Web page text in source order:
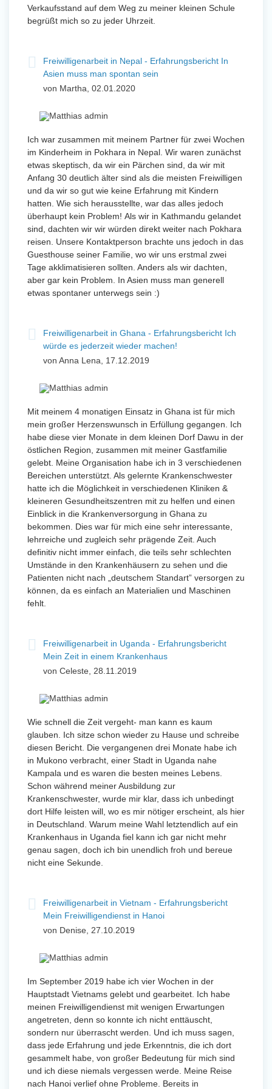
Verkaufsstand auf dem Weg zu meiner kleinen Schule
begrüßt mich so zu jeder Uhrzeit.
Freiwilligenarbeit in Nepal - Erfahrungsbericht In
Asien muss man spontan sein
von Martha, 02.01.2020
Ich war zusammen mit meinem Partner für zwei Wochen
im Kinderheim in Pokhara in Nepal. Wir waren zunächst
etwas skeptisch, da wir ein Pärchen sind, da wir mit
Anfang 30 deutlich älter sind als die meisten Freiwilligen
und da wir so gut wie keine Erfahrung mit Kindern
hatten. Wie sich herausstellte, war das alles jedoch
überhaupt kein Problem! Als wir in Kathmandu gelandet
sind, dachten wir wir würden direkt weiter nach Pokhara
reisen. Unsere Kontaktperson brachte uns jedoch in das
Guesthouse seiner Familie, wo wir uns erstmal zwei
Tage akklimatisieren sollten. Anders als wir dachten,
aber gar kein Problem. In Asien muss man generell
etwas spontaner unterwegs sein :)
Freiwilligenarbeit in Ghana - Erfahrungsbericht Ich
würde es jederzeit wieder machen!
von Anna Lena, 17.12.2019
Mit meinem 4 monatigen Einsatz in Ghana ist für mich
mein großer Herzenswunsch in Erfüllung gegangen. Ich
habe diese vier Monate in dem kleinen Dorf Dawu in der
östlichen Region, zusammen mit meiner Gastfamilie
gelebt. Meine Organisation habe ich in 3 verschiedenen
Bereichen unterstützt. Als gelernte Krankenschwester
hatte ich die Möglichkeit in verschiedenen Kliniken &
kleineren Gesundheitszentren mit zu helfen und einen
Einblick in die Krankenversorgung in Ghana zu
bekommen. Dies war für mich eine sehr interessante,
lehrreiche und zugleich sehr prägende Zeit. Auch
definitiv nicht immer einfach, die teils sehr schlechten
Umstände in den Krankenhäusern zu sehen und die
Patienten nicht nach „deutschem Standart” versorgen zu
können, da es einfach an Materialien und Maschinen
fehlt.
Freiwilligenarbeit in Uganda - Erfahrungsbericht
Mein Zeit in einem Krankenhaus
von Celeste, 28.11.2019
Wie schnell die Zeit vergeht- man kann es kaum
glauben. Ich sitze schon wieder zu Hause und schreibe
diesen Bericht. Die vergangenen drei Monate habe ich
in Mukono verbracht, einer Stadt in Uganda nahe
Kampala und es waren die besten meines Lebens.
Schon während meiner Ausbildung zur
Krankenschwester, wurde mir klar, dass ich unbedingt
dort Hilfe leisten will, wo es mir nötiger erscheint, als hier
in Deutschland. Warum meine Wahl letztendlich auf ein
Krankenhaus in Uganda fiel kann ich gar nicht mehr
genau sagen, doch ich bin unendlich froh und bereue
nicht eine Sekunde.
Freiwilligenarbeit in Vietnam - Erfahrungsbericht
Mein Freiwilligendienst in Hanoi
von Denise, 27.10.2019
Im September 2019 habe ich vier Wochen in der
Hauptstadt Vietnams gelebt und gearbeitet. Ich habe
meinen Freiwilligendienst mit wenigen Erwartungen
angetreten, denn so konnte ich nicht enttäuscht,
sondern nur überrascht werden. Und ich muss sagen,
dass jede Erfahrung und jede Erkenntnis, die ich dort
gesammelt habe, von großer Bedeutung für mich sind
und ich diese niemals vergessen werde. Meine Reise
nach Hanoi verlief ohne Probleme. Bereits in